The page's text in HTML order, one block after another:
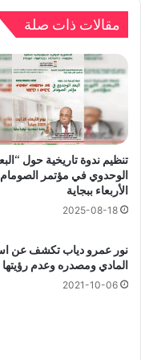
مقالات ذات صلة
تنظيم ندوة تاريخية حول
الوحدوي في مؤتمر
الأربعاء ببجاية
2025-08-18
نور عمرو دياب تكشف عن
المادي ومصدره وعدم رؤيتها
2021-10-06